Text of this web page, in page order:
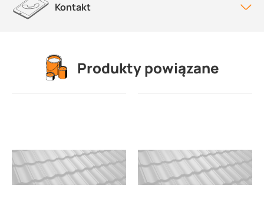
Kontakt
Produkty powiązane